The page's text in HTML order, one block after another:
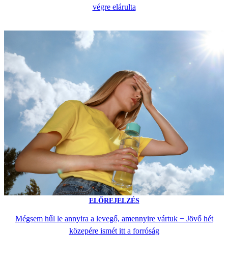
végre elárulta
ELŐREJELZÉS
Mégsem hűl le annyira a levegő, amennyire vártuk − Jövő hét
közepére ismét itt a forróság